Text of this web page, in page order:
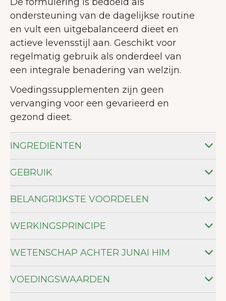
ondersteuning van de dagelijkse routine
en vult een uitgebalanceerd dieet en
actieve levensstijl aan. Geschikt voor
regelmatig gebruik als onderdeel van
een integrale benadering van welzijn.
Voedingssupplementen zijn geen
vervanging voor een gevarieerd en
gezond dieet.
INGREDIËNTEN
GEBRUIK
BELANGRIJKSTE VOORDELEN
WERKINGSPRINCIPE
WETENSCHAP ACHTER JUNAI HIM
VOEDINGSWAARDEN